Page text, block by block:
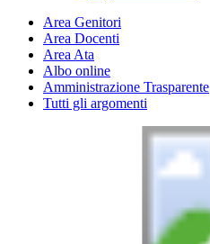
Area Genitori
Area Docenti
Area Ata
Albo online
Amministrazione Trasparente
Tutti gli argomenti